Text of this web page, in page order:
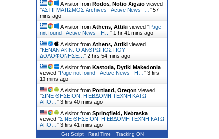
A visitor from Rodos, Notio Aigaio viewed
"ΑΣΤΙΓΜΑΤΙΣΜΟΣ Archives - Active News -… " 57
mins ago
A visitor from Athens, Attiki viewed "Page
not found - Active News - Η… " 1 hr 41 mins ago
A visitor from Athens, Attiki viewed
"ΚΕΝΑΝ ΑΚΙΝ: Ο ΑΝΘΡΩΠΟΣ ΠΟΥ
ΔΟΛΟΦΟΝΗΣΕ… " 2 hrs 54 mins ago
A visitor from Kastoria, Dytiki Makedonia
viewed "Page not found - Active News - Η… " 3 hrs
13 mins ago
A visitor from Portland, Oregon viewed
"ΣΙΝΕ ΘΗΣΕΙΟΝ: Η ΕΒΔΟΜΗ ΤΕΧΝΗ ΚΑΤΩ
ΑΠΟ… " 3 hrs 40 mins ago
A visitor from Springfield, Nebraska
viewed "ΣΙΝΕ ΘΗΣΕΙΟΝ: Η ΕΒΔΟΜΗ ΤΕΧΝΗ ΚΑΤΩ
ΑΠΟ… " 3 hrs 41 mins ago
Get Script Real Time Tracking ON